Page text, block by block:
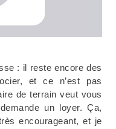
: il reste encore des
et ce n’est pas
de terrain veut vous
un loyer. Ça,
encourageant, et je